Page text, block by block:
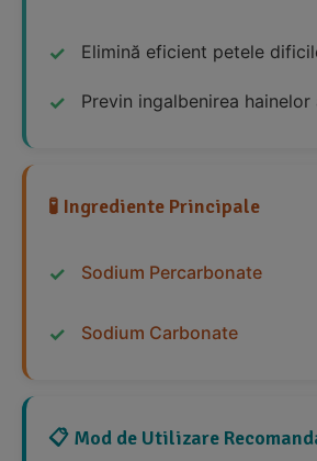
Elimină eficient petele
Previn ingalbenirea hainelor
🧪 Ingrediente Principale
Sodium Percarbonate
Sodium Carbonate
📋 Mod de Utilizare